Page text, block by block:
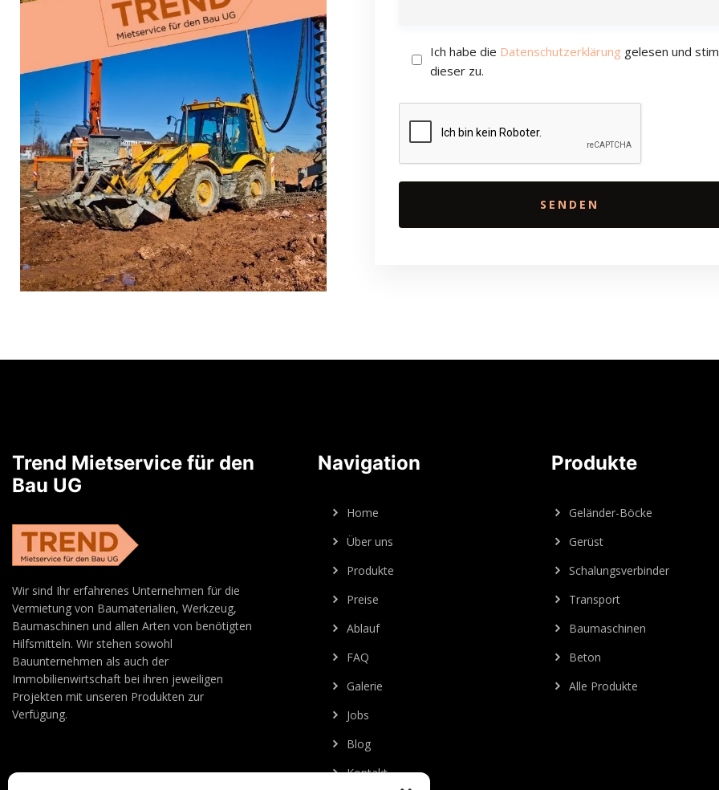
Ich habe die Datenschutzerklärung gelesen und
dieser zu.
Trend Mietservice für den
Bau UG
Wir sind Ihr erfahrenes Unternehmen für die
Vermietung von Baumaterialien, Werkzeug,
Baumaschinen und allen Arten von benötigten
Hilfsmitteln. Wir stehen sowohl
Bauunternehmen als auch der
Immobilienwirtschaft bei ihren jeweiligen
Projekten mit unseren Produkten zur
Verfügung.
Navigation
Home
Über uns
Produkte
Preise
Ablauf
FAQ
Galerie
Jobs
Blog
Kontakt
Produkte
Geländer-Böcke
Gerüst
Schalungsverbinder
Transport
Baumaschinen
Beton
Alle Produkte